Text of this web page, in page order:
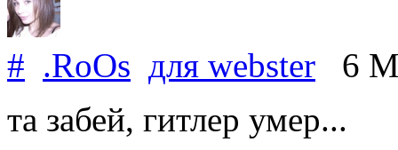
# .RoOs для webster 6
та забей, гитлер умер...